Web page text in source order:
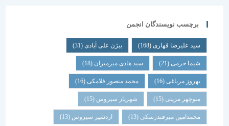
برچسب نویسندگان انجمن
سید علیرضا قهاری(168) بیژن علی آبادی(31)
شیما خرمی(21) سید هادی میرمیران(18)
بهروز مرباغی (16) محمد منصور فلامکی (16)
منوچهر مزینی(15) شهریار سیروس(15)
محمدامین میرفندرسکی(13) اردشیر سیروس(13)